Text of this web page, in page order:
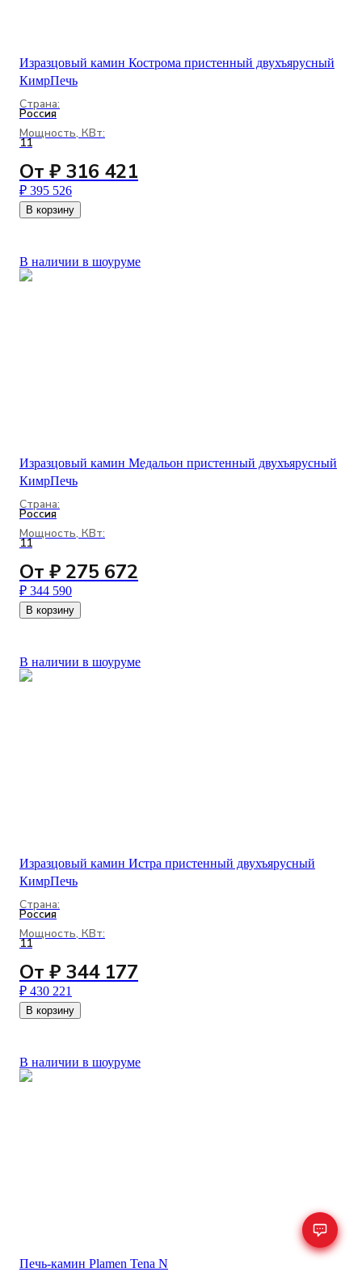
Изразцовый камин Кострома пристенный двухъярусный
КимрПечь
Страна:
Россия
Мощность, КВт:
11
От ₽ 316 421
₽ 395 526
В корзину
В наличии в шоуруме
Изразцовый камин Медальон пристенный двухъярусный
КимрПечь
Страна:
Россия
Мощность, КВт:
11
От ₽ 275 672
₽ 344 590
В корзину
В наличии в шоуруме
Изразцовый камин Истра пристенный двухъярусный
КимрПечь
Страна:
Россия
Мощность, КВт:
11
От ₽ 344 177
₽ 430 221
В корзину
В наличии в шоуруме
Печь-камин Plamen Tena N